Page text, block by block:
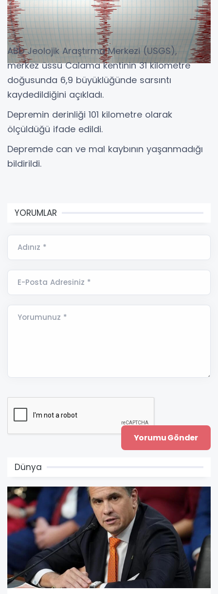
ABD Jeolojik Araştırma Merkezi (USGS),
merkez üssü Calama kentinin 31 kilometre
doğusunda 6,9 büyüklüğünde sarsıntı
kaydedildiğini açıkladı.
Depremin derinliği 101 kilometre olarak
ölçüldüğü ifade edildi.
Depremde can ve mal kaybının yaşanmadığı
bildirildi.
YORUMLAR
Adınız *
E-Posta Adresiniz *
Yorumunuz *
Dünya